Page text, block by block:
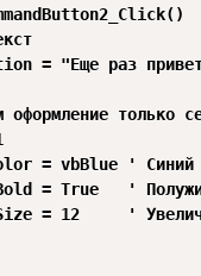
= "Еще раз
оформление только
= vbBlue ' Синий
= True   '
= 12     '